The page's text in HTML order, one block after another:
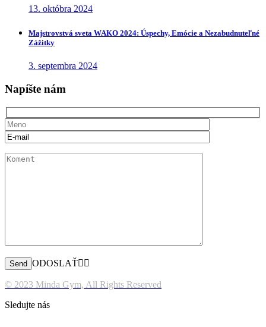
13. októbra 2024
Majstrovstvá sveta WAKO 2024: Úspechy, Emócie a Nezabudnuteľné
Zážitky
3. septembra 2024
Napíšte nám
ODOSLAŤ
© 2023 Minda Gym, All Rights Reserved
Sledujte nás